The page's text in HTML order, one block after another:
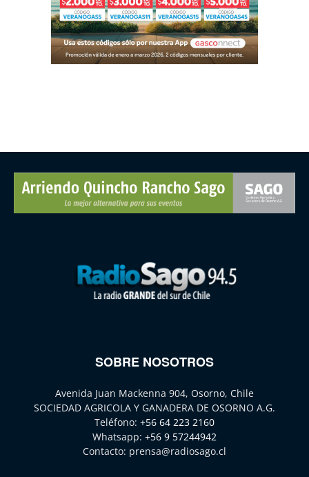
SOBRE NOSOTROS
Avenida Juan Mackenna 904, Osorno, Chile
SOCIEDAD AGRICOLA Y GANADERA DE OSORNO A.G.
Teléfono: +56 64 223 2160
Whatsapp: +56 9 57244942
Contacto: prensa@radiosago.cl